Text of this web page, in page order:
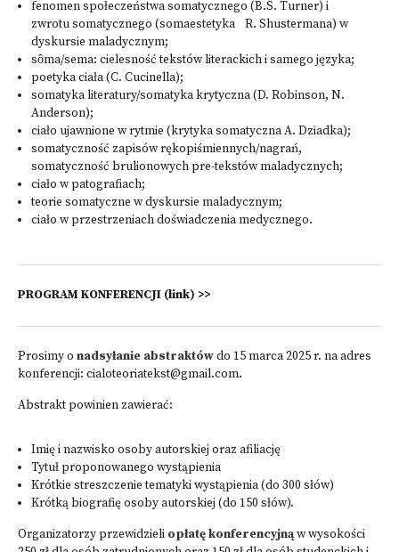
fenomen społeczeństwa somatycznego (B.S. Turner) i
zwrotu somatycznego (somaestetyka R. Shustermana) w
dyskursie maladycznym;
sȏma/sema: cielesność tekstów literackich i samego języka;
poetyka ciała (C. Cucinella);
somatyka literatury/somatyka krytyczna (D. Robinson, N.
Anderson);
ciało ujawnione w rytmie (krytyka somatyczna A. Dziadka);
somatyczność zapisów rękopiśmiennych/nagrań,
somatyczność brulionowych pre-tekstów maladycznych;
ciało w patografiach;
teorie somatyczne w dyskursie maladycznym;
ciało w przestrzeniach doświadczenia medycznego.
PROGRAM KONFERENCJI (link) >>
Prosimy o nadsyłanie abstraktówdo 15 marca 2025 r. na adres
konferencji: cialoteoriatekst@gmail.com.
Abstrakt powinien zawierać:
Imię i nazwisko osoby autorskiej oraz afiliację
Tytuł proponowanego wystąpienia
Krótkie streszczenie tematyki wystąpienia (do 300 słów)
Krótką biografię osoby autorskiej (do 150 słów).
Organizatorzy przewidzieli opłatę konferencyjnąw wysokości